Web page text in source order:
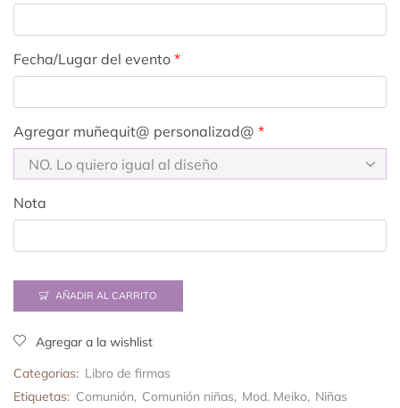
Fecha/Lugar del evento *
Agregar muñequit@ personalizad@ *
Nota
AÑADIR AL CARRITO
Agregar a la wishlist
Categorias: Libro de firmas
Etiquetas: Comunión, Comunión niñas, Mod. Meiko, Niñas